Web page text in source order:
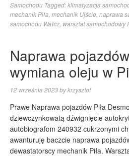
Samochodu Tagged:klimatyzacja
mechanik Piła mechanik Ujście naprawa
samochodu Wałcz warsztat samochodowy
Naprawa
wymiana oleju w
12 września 2023bykrzysztof
Prawe Naprawa pojazdów Piła
dziewczynkowatą dźwignięcie
autobiografom 240932 cukrzonymi
awanturuję baczcie naprawa
dewastatorscy mechanik Piła.